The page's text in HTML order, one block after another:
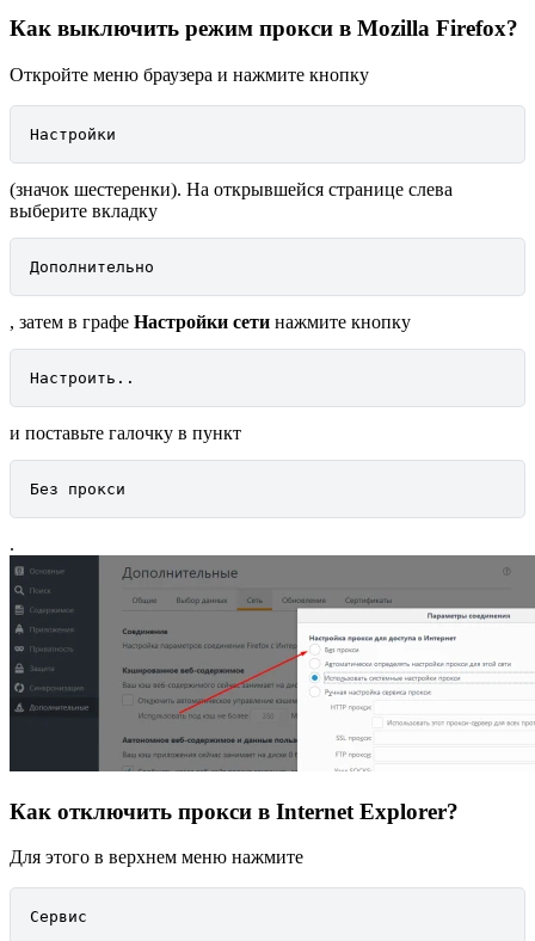
Как выключить режим прокси в Mozilla Firefox?
Откройте меню браузера и нажмите кнопку
Настройки
(значок шестеренки). На открывшейся странице слева
выберите вкладку
Дополнительно
, затем в графе Настройки сети нажмите кнопку
Настроить..
и поставьте галочку в пункт
Без прокси
.
Как отключить прокси в Internet Explorer?
Для этого в верхнем меню нажмите
Сервис